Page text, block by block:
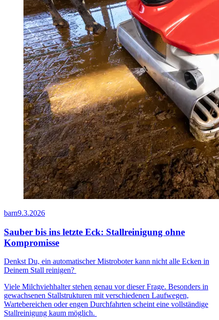
barn9.3.2026
Sauber bis ins letzte Eck: Stallreinigung ohne
Kompromisse
Denkst Du, ein automatischer Mistroboter kann nicht alle Ecken in
Deinem Stall reinigen?
Viele Milchviehhalter stehen genau vor dieser Frage. Besonders in
gewachsenen Stallstrukturen mit verschiedenen Laufwegen,
Wartebereichen oder engen Durchfahrten scheint eine vollständige
Stallreinigung kaum möglich.